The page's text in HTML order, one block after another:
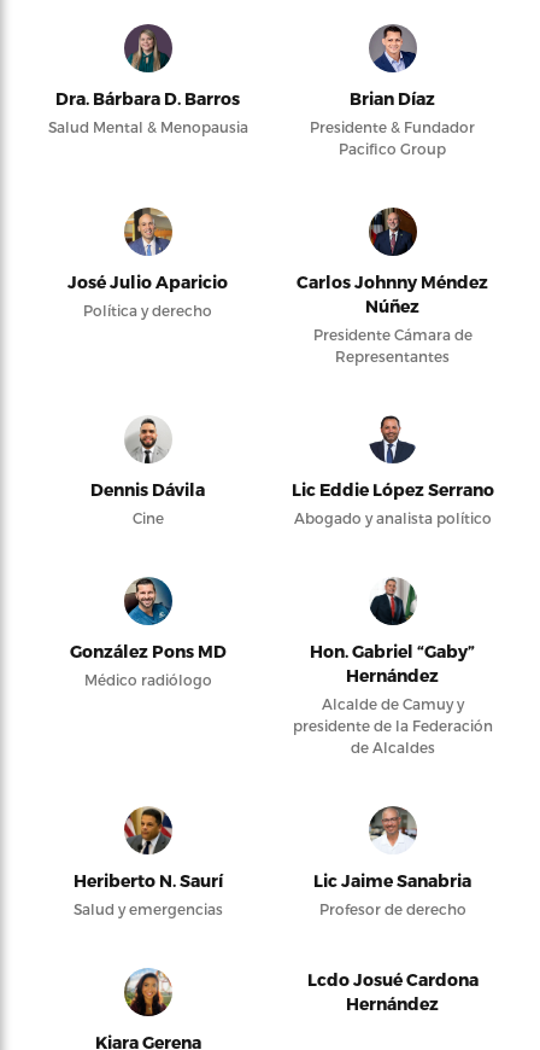
Dra. Bárbara D. Barros
Salud Mental & Menopausia
Brian Díaz
Presidente & Fundador
Pacifico Group
José Julio Aparicio
Política y derecho
Carlos Johnny Méndez
Núñez
Presidente Cámara de
Representantes
Dennis Dávila
Cine
Lic Eddie López Serrano
Abogado y analista político
González Pons MD
Médico radiólogo
Hon. Gabriel “Gaby”
Hernández
Alcalde de Camuy y
presidente de la Federación
de Alcaldes
Heriberto N. Saurí
Salud y emergencias
Lic Jaime Sanabria
Profesor de derecho
Kiara Gerena
Lcdo Josué Cardona
Hernández